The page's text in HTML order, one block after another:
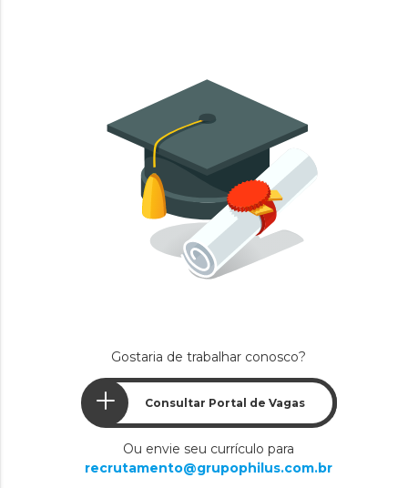
Gostaria de trabalhar conosco?
Consultar Portal de Vagas
Ou envie seu currículo para
recrutamento@grupophilus.com.br